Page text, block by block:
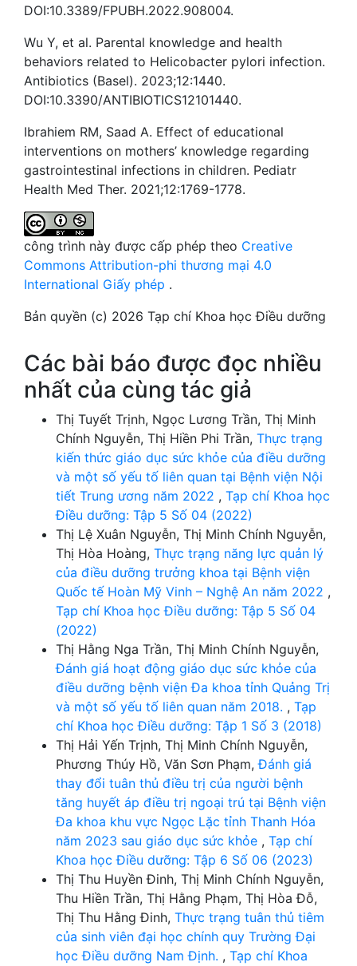
DOI:10.3389/FPUBH.2022.908004.
Wu Y, et al. Parental knowledge and health
behaviors related to Helicobacter pylori infection.
Antibiotics (Basel). 2023;12:1440.
DOI:10.3390/ANTIBIOTICS12101440.
Ibrahiem RM, Saad A. Effect of educational
interventions on mothers’ knowledge regarding
gastrointestinal infections in children. Pediatr
Health Med Ther. 2021;12:1769-1778.
công trình này được cấp phép theo Creative
Commons Attribution-phi thương mại 4.0
International Giấy phép .
Bản quyền (c) 2026 Tạp chí Khoa học Điều dưỡng
Các bài báo được đọc nhiều
nhất của cùng tác giả
Thị Tuyết Trịnh, Ngọc Lương Trần, Thị Minh
Chính Nguyễn, Thị Hiền Phi Trần, Thực trạng
kiến thức giáo dục sức khỏe của điều dưỡng
và một số yếu tố liên quan tại Bệnh viện Nội
tiết Trung ương năm 2022 , Tạp chí Khoa học
Điều dưỡng: Tập 5 Số 04 (2022)
Thị Lệ Xuân Nguyễn, Thị Minh Chính Nguyễn,
Thị Hòa Hoàng, Thực trạng năng lực quản lý
của điều dưỡng trưởng khoa tại Bệnh viện
Quốc tế Hoàn Mỹ Vinh – Nghệ An năm 2022 ,
Tạp chí Khoa học Điều dưỡng: Tập 5 Số 04
(2022)
Thị Hằng Nga Trần, Thị Minh Chính Nguyễn,
Đánh giá hoạt động giáo dục sức khỏe của
điều dưỡng bệnh viện Đa khoa tỉnh Quảng Trị
và một số yếu tố liên quan năm 2018. , Tạp
chí Khoa học Điều dưỡng: Tập 1 Số 3 (2018)
Thị Hải Yến Trịnh, Thị Minh Chính Nguyễn,
Phương Thúy Hồ, Văn Sơn Phạm,Đánh giá
thay đổi tuân thủ điều trị của người bệnh
tăng huyết áp điều trị ngoại trú tại Bệnh viện
Đa khoa khu vực Ngọc Lặc tỉnh Thanh Hóa
năm 2023 sau giáo dục sức khỏe , Tạp chí
Khoa học Điều dưỡng: Tập 6 Số 06 (2023)
Thị Thu Huyền Đinh, Thị Minh Chính Nguyễn,
Thu Hiền Trần, Thị Hằng Phạm, Thị Hòa Đỗ,
Thị Thu Hằng Đinh, Thực trạng tuân thủ tiêm
của sinh viên đại học chính quy Trường Đại
học Điều dưỡng Nam Định. , Tạp chí Khoa